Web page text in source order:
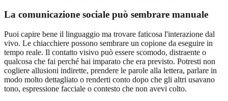
La comunicazione sociale può sembrare manuale
Puoi capire bene il linguaggio ma trovare faticosa l'interazione dal
vivo. Le chiacchiere possono sembrare un copione da eseguire in
tempo reale. Il contatto visivo può essere scomodo, distraente o
qualcosa che fai perché hai imparato che era previsto. Potresti non
cogliere allusioni indirette, prendere le parole alla lettera, parlare in
modo molto dettagliato o renderti conto dopo che gli altri usavano
tono, espressione facciale o contesto che non avevi colto.